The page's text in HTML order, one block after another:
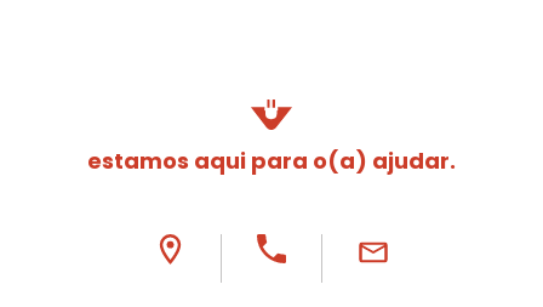
estamos aqui para o(a) ajudar.